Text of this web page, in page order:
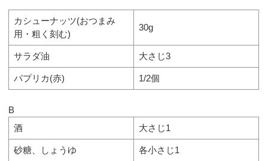
カシューナッツ(おつまみ
用・粗く刻む)
30g
サラダ油 大さじ3
パプリカ(赤) 1/2個
B
酒
大さじ1
砂糖、しょうゆ 各小さじ1